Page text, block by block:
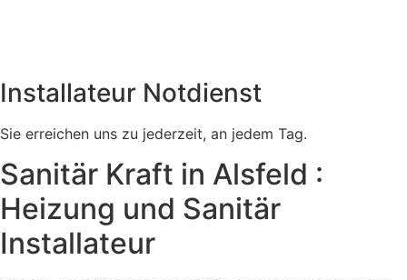
Installateur Notdienst
Sie erreichen uns zu jederzeit, an jedem Tag.
Sanitär Kraft in Alsfeld :
Heizung und Sanitär
Installateur